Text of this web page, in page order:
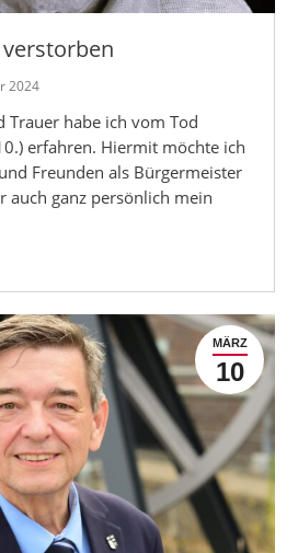
2024
Trauer habe ich vom Tod
erfahren. Hiermit möchte ich
Freunden als Bürgermeister
auch ganz persönlich mein
MÄRZ
10